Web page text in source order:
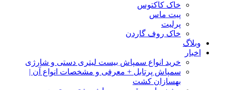
خاک کاکتوس
پیت ماس
پرلیت
خاک روف گاردن
وبلاگ
اخبار
خرید انواع سمپاش بیست لیتری دستی و شارژی
سمپاش پرتابل + معرفی و مشخصات انواع آن |
بهسازان کشت